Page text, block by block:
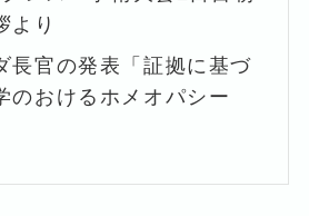
より
長官の発表「証拠に基づ
のおけるホメオパシー